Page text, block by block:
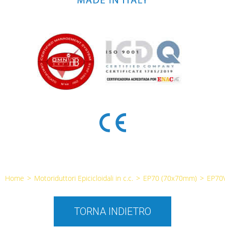
Home > Motoriduttori Epicicloidali in c.c. > EP70 (70x70mm) >
TORNA INDIETRO